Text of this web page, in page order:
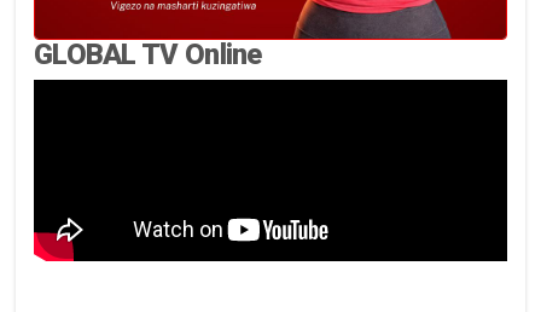
GLOBAL TV Online